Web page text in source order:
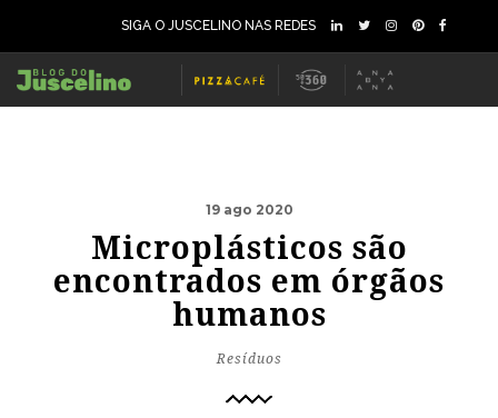
SIGA O JUSCELINO NAS REDES
19 ago 2020
Microplásticos são
encontrados em órgãos
humanos
Resíduos